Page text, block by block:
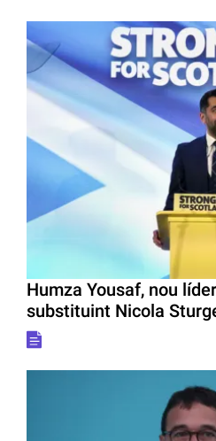
Humza Yousaf, nou
substituint Nicola